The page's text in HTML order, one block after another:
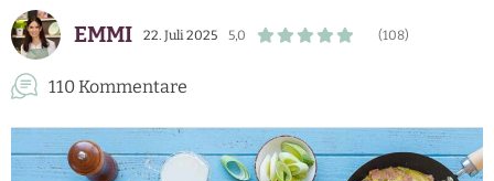
EMMI 22. Juli 2025 5,0 (108)
110 Kommentare